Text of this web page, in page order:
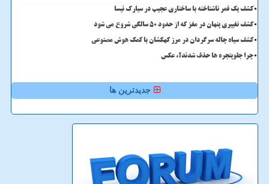
کشف یک قمر ناشناخته با ساختاری عجیب در سیارک نیسا
کشف تغییری پنهان در مغز که از حدود 50 سالگی شروع می شود
کشف سیاه چاله سرگردان در مرز کهکشان با کمک هوش مصنوعی
چرا جلوپنجره ها حذف شدند؟، عکس
جدیدترین ها